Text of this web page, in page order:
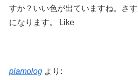
すか？いい色が出ていますね。さ
になります。 Like
plamolog より: